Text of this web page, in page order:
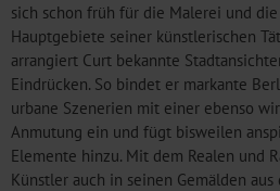
sich schon früh für die Malerei und
Hauptgebiete seiner künstlerischen
arrangiert Curt bekannte
Eindrücken. So bindet er markante
urbane Szenerien mit einer ebenso
Anmutung ein und fügt bisweilen
Elemente hinzu. Mit dem Realen und
Künstler auch in seinen Gemälden